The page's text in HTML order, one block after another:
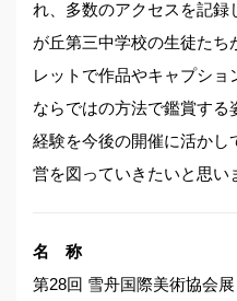
れ、多数のアクセスを記録
が丘第三中学校の生徒た
レットで作品やキャプシ
ならではの方法で鑑賞する
経験を今後の開催に活かし
営を図っていきたいと思い
名 称
第28回 雪舟国際美術協会展